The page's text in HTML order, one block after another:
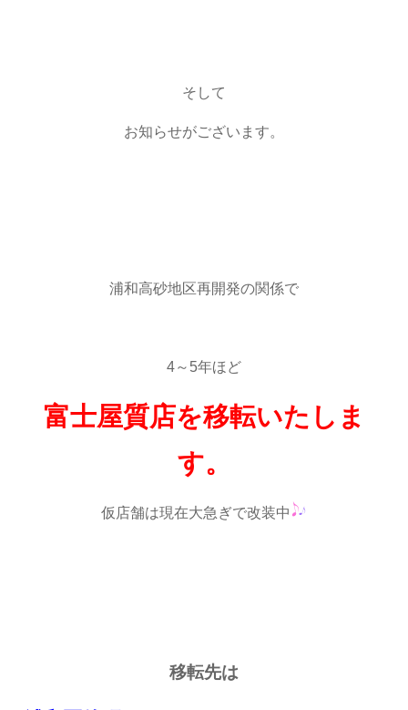
そして
お知らせがございます。
浦和高砂地区再開発の関係で
4～5年ほど
富士屋質店を移転いたしま
す。
仮店舗は現在大急ぎで改装中
移転先は